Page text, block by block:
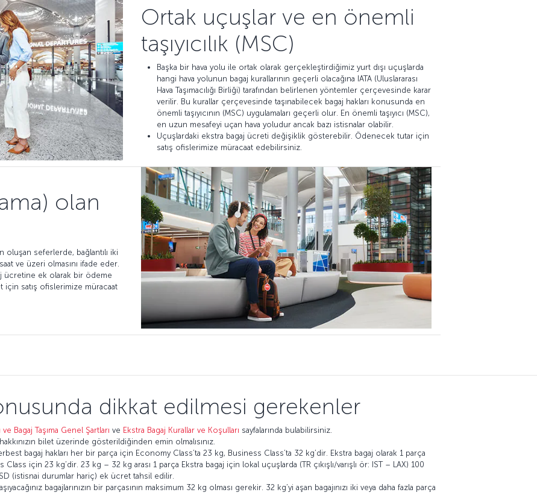
Ortak uçuşlar ve en önemli
taşıyıcılık (MSC)
Başka bir hava yolu ile ortak olarak gerçekleştirdiğimiz yurt dışı uçuşlarda
hangi hava yolunun bagaj kurallarının geçerli olacağına IATA (Uluslararası
Hava Taşımacılığı Birliği) tarafından belirlenen yöntemler çerçevesinde karar
verilir. Bu kurallar çerçevesinde taşınabilecek bagaj hakları konusunda en
önemli taşıyıcının (MSC) uygulamaları geçerli olur. En önemli taşıyıcı (MSC),
en uzun mesafeyi uçan hava yoludur ancak bazı istisnalar olabilir.
Uçuşlardaki ekstra bagaj ücreti değişiklik gösterebilir. Ödenecek tutar için
satış ofislerimize müracaat edebilirsiniz.
olan
oluşan seferlerde, bağlantılı iki
ve üzeri olmasını ifade eder.
ücretine ek olarak bir ödeme
için satış ofislerimize müracaat
dikkat edilmesi gerekenler
Bagaj Taşıma Genel Şartları ve Ekstra Bagaj Kurallar ve Koşulları sayfalarında bulabilirsiniz.
bilet üzerinde gösterildiğinden emin olmalısınız.
bagaj hakları her bir parça için Economy Class’ta 23 kg, Business Class’ta 32 kg’dir. Ekstra bagaj olarak 1 parça
için 23 kg’dir. 23 kg – 32 kg arası 1 parça Ekstra bagaj için lokal uçuşlarda (TR çıkışlı/varışlı ör: IST – LAX) 100
(istisnai durumlar hariç) ek ücret tahsil edilir.
bagajlarınızın bir parçasının maksimum 32 kg olması gerekir. 32 kg’yi aşan bagajınızı iki veya daha fazla parça